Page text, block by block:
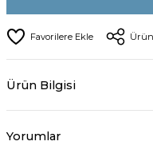
Ürün Bilgisi
Yorumlar